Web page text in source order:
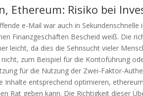
Ethereum: Risiko bei
e-Mail war auch in
Finanzgeschäften Bescheid weiß. Die
leicht, da dies die Sehnsucht vieler
zum Beispiel für die Kontoführung
für die Nutzung der Zwei-Faktor-
Inhalte entsprechend optimieren,
Rat geben kann. Die Richtigkeit dieser